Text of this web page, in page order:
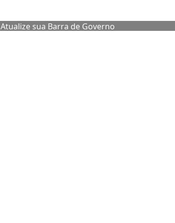
Atualize sua Barra de Governo